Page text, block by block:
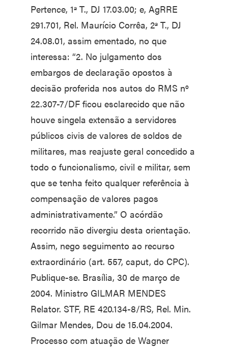
Pertence, 1ª T., DJ 17.03.00; e, AgRRE
291.701, Rel. Maurício Corrêa, 2ª T., DJ
24.08.01, assim ementado, no que
interessa: “2. No julgamento dos
embargos de declaração opostos à
decisão proferida nos autos do RMS nº
22.307-7/DF ficou esclarecido que não
houve singela extensão a servidores
públicos civis de valores de soldos de
militares, mas reajuste geral concedido a
todo o funcionalismo, civil e militar, sem
que se tenha feito qualquer referência à
compensação de valores pagos
administrativamente.” O acórdão
recorrido não divergiu desta orientação.
Assim, nego seguimento ao recurso
extraordinário (art. 557, caput, do CPC).
Publique-se. Brasília, 30 de março de
2004. Ministro GILMAR MENDES
Relator. STF, RE 420.134-8/RS, Rel. Min.
Gilmar Mendes, Dou de 15.04.2004.
Processo com atuação de Wagner